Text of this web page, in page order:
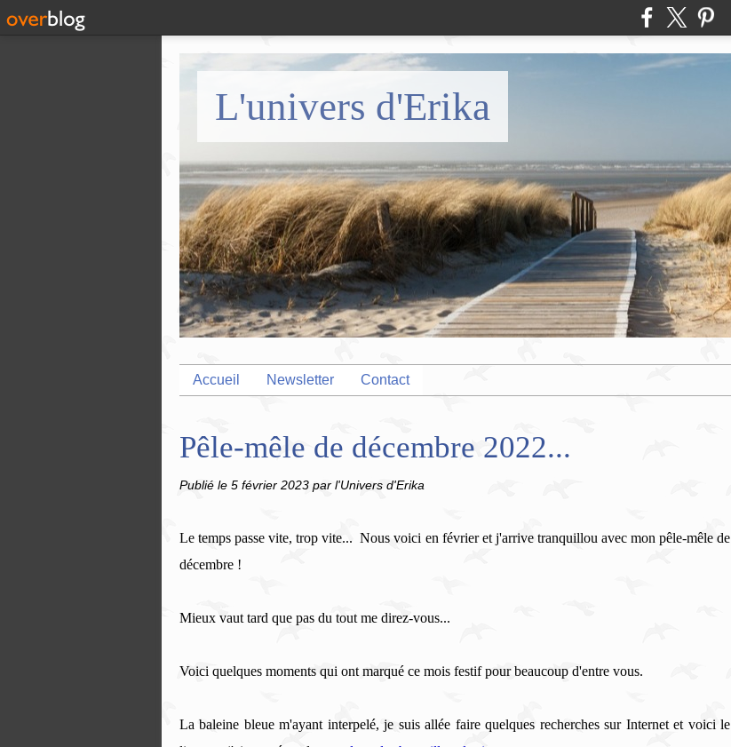
L'univers d'Erika
Accueil Newsletter Contact
Pêle-mêle de décembre 2022...
Publié le 5 février 2023 par l'Univers d'Erika
Le temps passe vite, trop vite... Nous voici en février et j'arrive tranquillou avec mon pêle-mêle de
décembre !
Mieux vaut tard que pas du tout me direz-vous...
Voici quelques moments qui ont marqué ce mois festif pour beaucoup d'entre vous.
La baleine bleue m'ayant interpelé, je suis allée faire quelques recherches sur Internet et voici le